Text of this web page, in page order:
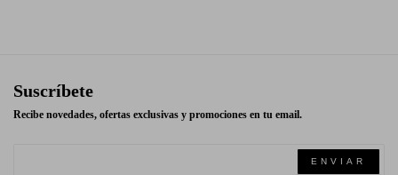
Suscríbete
Recibe novedades, ofertas exclusivas y promociones en tu email.
ENVIAR